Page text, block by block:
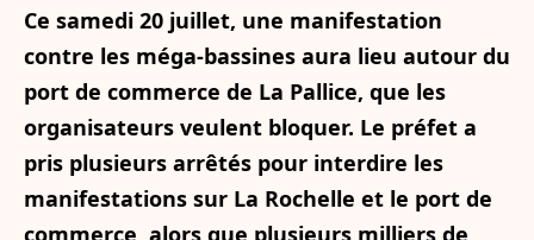
Ce samedi 20 juillet, une manifestation
contre les méga-bassines aura lieu autour du
port de commerce de La Pallice, que les
organisateurs veulent bloquer. Le préfet a
pris plusieurs arrêtés pour interdire les
manifestations sur La Rochelle et le port de
commerce, alors que plusieurs milliers de